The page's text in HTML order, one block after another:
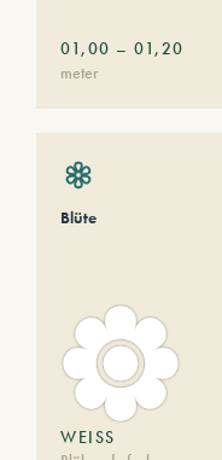
01,00 – 01,20
meter
Blüte
WEISS